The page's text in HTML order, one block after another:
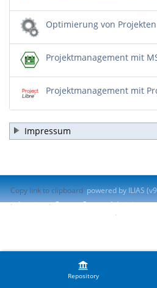
Repository
Optimierung von Projekten
Projektmanagement mit
Projektmanagement mit
Impressum
Copy link to clipboard powered by ILIAS
Imprint
Contact System